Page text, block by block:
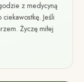
z medycyną
Jeśli
Życzę miłej